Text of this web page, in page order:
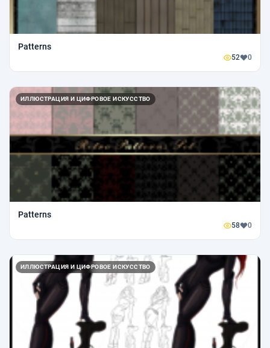
Patterns
52 0
ИЛЛЮСТРАЦИЯ И ЦИФРОВОЕ ИСКУССТВО
Patterns
58 0
ИЛЛЮСТРАЦИЯ И ЦИФРОВОЕ ИСКУССТВО